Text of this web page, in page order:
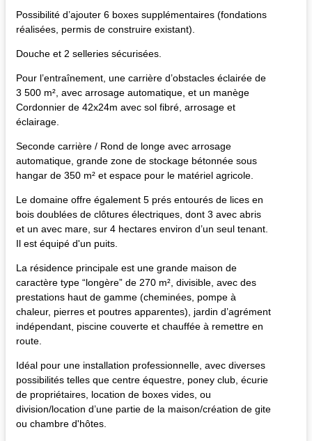
Possibilité d’ajouter 6 boxes supplémentaires (fondations
réalisées, permis de construire existant).
Douche et 2 selleries sécurisées.
Pour l’entraînement, une carrière d’obstacles éclairée de
3 500 m², avec arrosage automatique, et un manège
Cordonnier de 42x24m avec sol fibré, arrosage et
éclairage.
Seconde carrière / Rond de longe avec arrosage
automatique, grande zone de stockage bétonnée sous
hangar de 350 m² et espace pour le matériel agricole.
Le domaine offre également 5 prés entourés de lices en
bois doublées de clôtures électriques, dont 3 avec abris
et un avec mare, sur 4 hectares environ d’un seul tenant.
Il est équipé d'un puits.
La résidence principale est une grande maison de
caractère type “longère” de 270 m², divisible, avec des
prestations haut de gamme (cheminées, pompe à
chaleur, pierres et poutres apparentes), jardin d’agrément
indépendant, piscine couverte et chauffée à remettre en
route.
Idéal pour une installation professionnelle, avec diverses
possibilités telles que centre équestre, poney club, écurie
de propriétaires, location de boxes vides, ou
division/location d’une partie de la maison/création de gite
ou chambre d'hôtes.